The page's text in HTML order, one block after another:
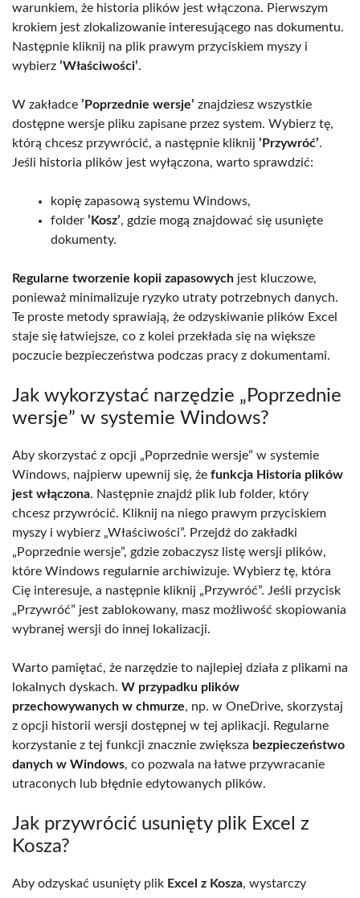
warunkiem, że historia plików jest włączona. Pierwszym
krokiem jest zlokalizowanie interesującego nas dokumentu.
Następnie kliknij na plik prawym przyciskiem myszy i
wybierz ’Właściwości’.
W zakładce ’Poprzednie wersje’ znajdziesz wszystkie
dostępne wersje pliku zapisane przez system. Wybierz tę,
którą chcesz przywrócić, a następnie kliknij ’Przywróć’.
Jeśli historia plików jest wyłączona, warto sprawdzić:
kopię zapasową systemu Windows,
folder ’Kosz’, gdzie mogą znajdować się usunięte
dokumenty.
Regularne tworzenie kopii zapasowych jest kluczowe,
ponieważ minimalizuje ryzyko utraty potrzebnych danych.
Te proste metody sprawiają, że odzyskiwanie plików Excel
staje się łatwiejsze, co z kolei przekłada się na większe
poczucie bezpieczeństwa podczas pracy z dokumentami.
Jak wykorzystać narzędzie „Poprzednie
wersje” w systemie Windows?
Aby skorzystać z opcji „Poprzednie wersje” w systemie
Windows, najpierw upewnij się, że funkcja Historia plików
jest włączona. Następnie znajdź plik lub folder, który
chcesz przywrócić. Kliknij na niego prawym przyciskiem
myszy i wybierz „Właściwości”. Przejdź do zakładki
„Poprzednie wersje”, gdzie zobaczysz listę wersji plików,
które Windows regularnie archiwizuje. Wybierz tę, która
Cię interesuje, a następnie kliknij „Przywróć”. Jeśli przycisk
„Przywróć” jest zablokowany, masz możliwość skopiowania
wybranej wersji do innej lokalizacji.
Warto pamiętać, że narzędzie to najlepiej działa z plikami na
lokalnych dyskach. W przypadku plików
przechowywanych w chmurze, np. w OneDrive, skorzystaj
z opcji historii wersji dostępnej w tej aplikacji. Regularne
korzystanie z tej funkcji znacznie zwiększa bezpieczeństwo
danych w Windows, co pozwala na łatwe przywracanie
utraconych lub błędnie edytowanych plików.
Jak przywrócić usunięty plik Excel z
Kosza?
Aby odzyskać usunięty plik Excel z Kosza, wystarczy